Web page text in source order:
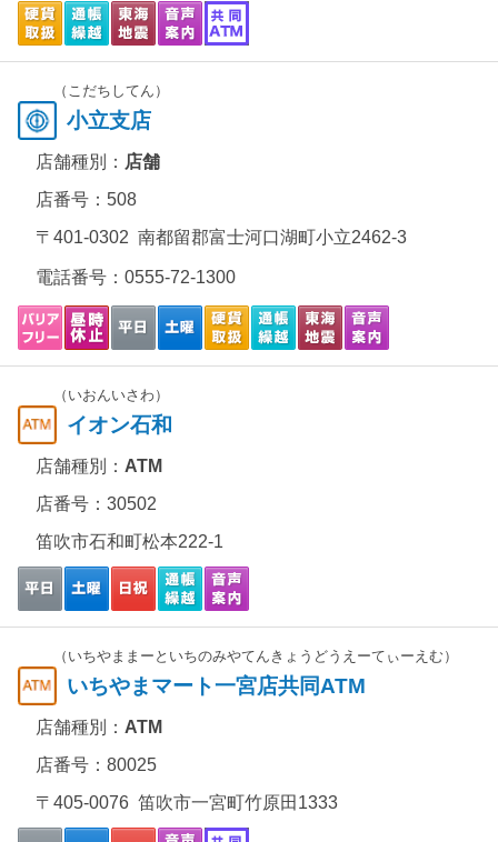
（こだちしてん）
小立支店
店舗種別： 店舗
店番号：508
〒401-0302 南都留郡富士河口湖町小立2462-3
電話番号： 0555-72-1300
（いおんいさわ）
イオン石和
店舗種別： ATM
店番号：30502
笛吹市石和町松本222-1
（いちやままーといちのみやてんきょうどうえーてぃーえむ）
いちやまマート一宮店共同ATM
店舗種別： ATM
店番号：80025
〒405-0076 笛吹市一宮町竹原田1333